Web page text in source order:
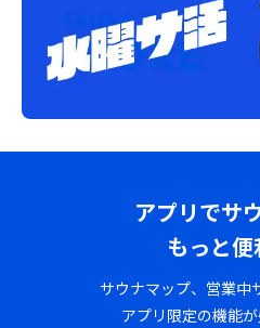
アプリでサ
もっと便
サウナマップ、営業中
アプリ限定の機能